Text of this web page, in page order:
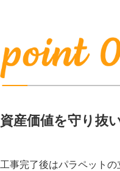
資産価値を守り抜
工事完了後はパラペット